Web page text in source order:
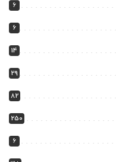
6
6
14
29
82
250
6